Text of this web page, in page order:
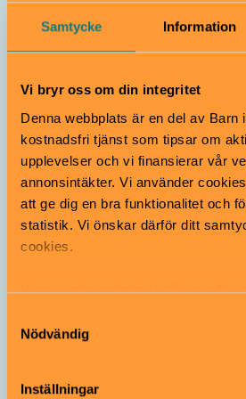
Samtycke Information
Vi bryr oss om din integritet
Denna webbplats är en del av Barn
kostnadsfri tjänst som tipsar om
upplevelser och vi finansierar vår
annonsintäkter. Vi använder
att ge dig en bra funktionalitet och
statistik. Vi önskar därför ditt
cookies.
Vi använder enhetsidentifierare för
samt tillhandahålla funktioner för
vidarebefordrar även sådana
information från din enhet till de
annons- och analysföretag som vi
Nödvändig
Inställningar
Från 6 år
Utställning
Skogen
Utställning
Subject: